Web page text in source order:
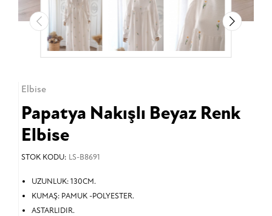
Elbise
Papatya Nakışlı Beyaz Renk
Elbise
STOK KODU: LS-B8691
UZUNLUK: 130CM.
KUMAŞ: PAMUK -POLYESTER.
ASTARLIDIR.